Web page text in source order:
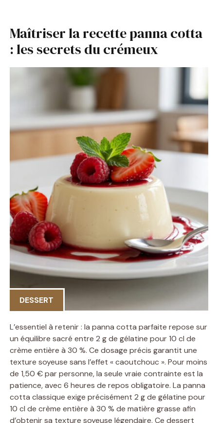
Maîtriser la recette panna cotta
: les secrets du crémeux
DESSERT
L’essentiel à retenir : la panna cotta parfaite repose sur
un équilibre sacré entre 2 g de gélatine pour 10 cl de
crème entière à 30 %. Ce dosage précis garantit une
texture soyeuse sans l’effet « caoutchouc ». Pour moins
de 1,50 € par personne, la seule vraie contrainte est la
patience, avec 6 heures de repos obligatoire. La panna
cotta classique exige précisément 2 g de gélatine pour
10 cl de crème entière à 30 % de matière grasse afin
d’obtenir sa texture soyeuse légendaire. Ce dessert